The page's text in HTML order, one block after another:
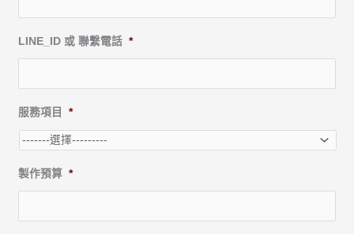
LINE_ID 或 聯繫電話 *
服務項目 *
製作預算 *